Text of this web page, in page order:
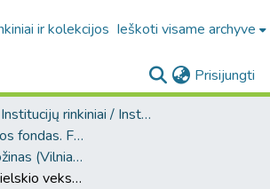
ir kolekcijos Ieškoti visame archyve
Prisijungti
5.3. Institucijų rinkiniai / Institutional collections
Vilniaus kapitulos fondas. F43
Bonifratrai - Božinas (Vilniaus kapitulos fondas. F43. Bažnytinės valdos)
[Kun. Viktoro Bielskio vekselis Smolensko kan. ir Borisovo komendoriui Andriui Giedraičiui]